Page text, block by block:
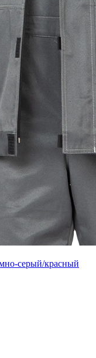
серый/красный